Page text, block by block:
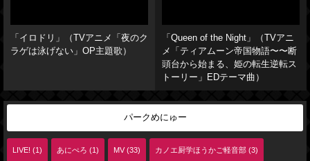
「イロドリ」（TVアニメ「夜のク
ラゲは泳げない」OP主題歌）
「Queen of the Night」（TVアニ
メ「ティアムーン帝国物語〜〜断
頭台から始まる、姫の転生逆転ス
トーリー」EDテーマ曲）
パークめにゅー
LIVE! (1) あにぺろ (1) MV (33) カノエ厨学ほうかご軽音部 (3)